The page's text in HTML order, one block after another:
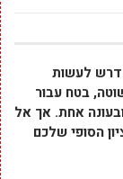
לעשות
בטח עבור
אחת. אך אל
הסופי שלכם